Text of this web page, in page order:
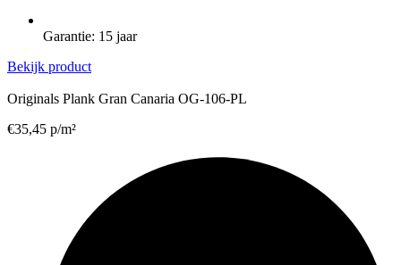
Garantie: 15 jaar
Bekijk product
Originals Plank Gran Canaria OG-106-PL
€35,45 p/m²